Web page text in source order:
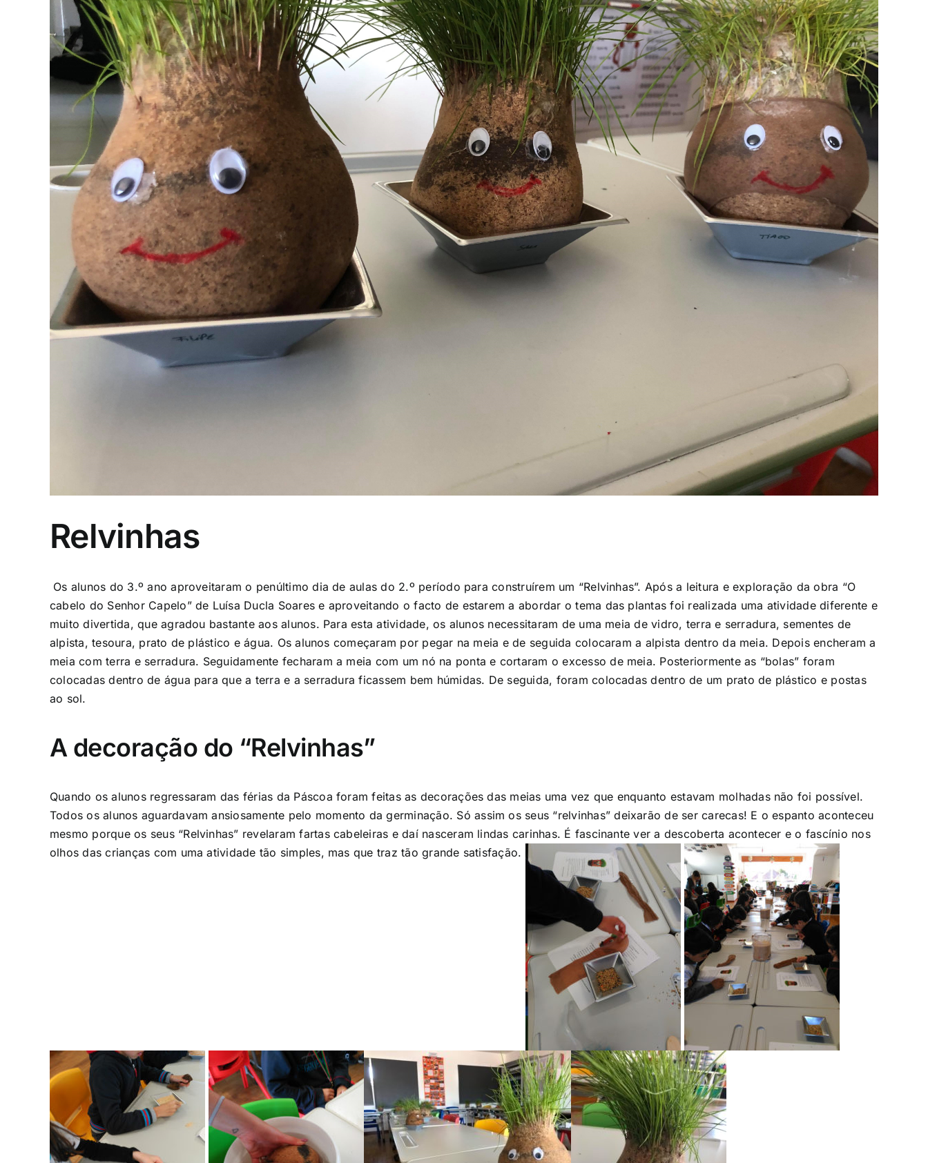
Relvinhas
Os alunos do 3.º ano aproveitaram o penúltimo dia de aulas do 2.º período para construírem um “Relvinhas”. Após a leitura e exploração da obra “O
cabelo do Senhor Capelo” de Luísa Ducla Soares e aproveitando o facto de estarem a abordar o tema das plantas foi realizada uma atividade diferente e
muito divertida, que agradou bastante aos alunos. Para esta atividade, os alunos necessitaram de uma meia de vidro, terra e serradura, sementes de
alpista, tesoura, prato de plástico e água. Os alunos começaram por pegar na meia e de seguida colocaram a alpista dentro da meia. Depois encheram a
meia com terra e serradura. Seguidamente fecharam a meia com um nó na ponta e cortaram o excesso de meia. Posteriormente as “bolas” foram
colocadas dentro de água para que a terra e a serradura ficassem bem húmidas. De seguida, foram colocadas dentro de um prato de plástico e postas
ao sol.
A decoração do “Relvinhas”
Quando os alunos regressaram das férias da Páscoa foram feitas as decorações das meias uma vez que enquanto estavam molhadas não foi possível.
Todos os alunos aguardavam ansiosamente pelo momento da germinação. Só assim os seus “relvinhas” deixarão de ser carecas! E o espanto aconteceu
mesmo porque os seus “Relvinhas” revelaram fartas cabeleiras e daí nasceram lindas carinhas. É fascinante ver a descoberta acontecer eo fascínio nos
olhos das crianças com uma atividade tão simples, mas que traz tão grande satisfação.